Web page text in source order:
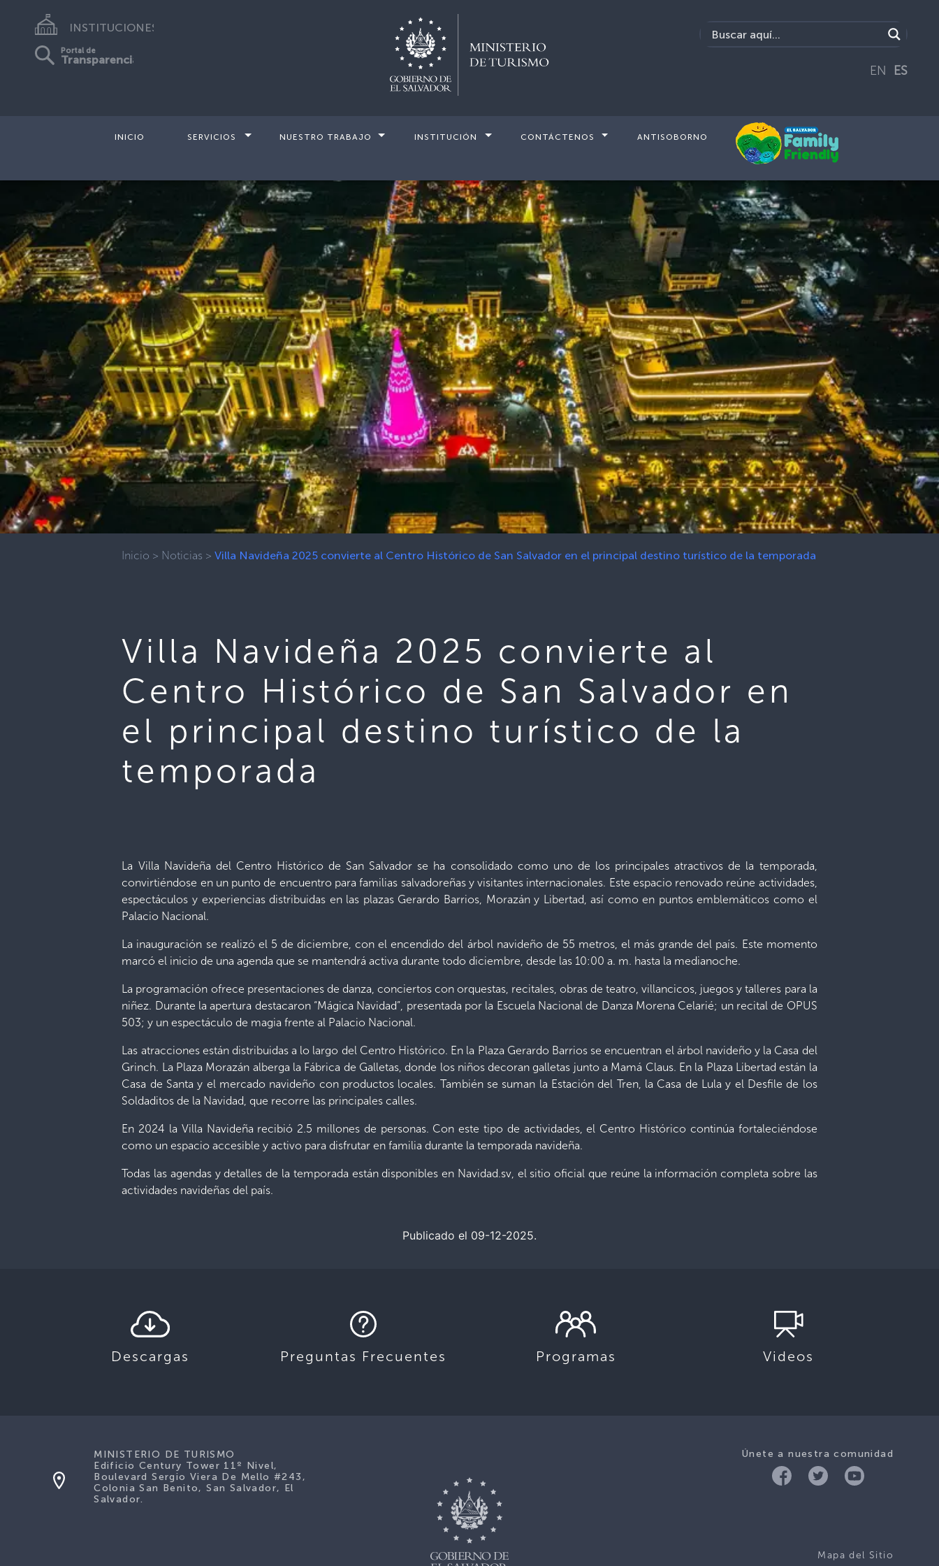
INSTITUCIONES
Portal de
Transparencia
EN ES
INICIO SERVICIOS NUESTRO TRABAJO INSTITUCIÓN CONTÁCTENOS ANTISOBORNO
Inicio > Noticias >Villa Navideña 2025 convierte al Centro Histórico de San Salvador en el principal destino turístico de la temporada
Villa Navideña 2025 convierte al
Centro Histórico de San Salvador en
el principal destino turístico de la
temporada
La Villa Navideña del Centro Histórico de San Salvador se ha consolidado como uno de los principales atractivos de la temporada,
convirtiéndose en un punto de encuentro para familias salvadoreñas y visitantes internacionales. Este espacio renovado reúne actividades,
espectáculos y experiencias distribuidas en las plazas Gerardo Barrios, Morazán y Libertad, así como en puntos emblemáticos como el
Palacio Nacional.
La inauguración se realizó el 5 de diciembre, con el encendido del árbol navideño de 55 metros, el más grande del país. Este momento
marcó el inicio de una agenda que se mantendrá activa durante todo diciembre, desde las 10:00 a. m. hasta la medianoche.
La programación ofrece presentaciones de danza, conciertos con orquestas, recitales, obras de teatro, villancicos, juegos y talleres para la
niñez. Durante la apertura destacaron “Mágica Navidad”, presentada por la Escuela Nacional de Danza Morena Celarié; un recital de OPUS
503; y un espectáculo de magia frente al Palacio Nacional.
Las atracciones están distribuidas a lo largo del Centro Histórico. En la Plaza Gerardo Barrios se encuentran el árbol navideño y la Casa del
Grinch. La Plaza Morazán alberga la Fábrica de Galletas, donde los niños decoran galletas junto a Mamá Claus. En la Plaza Libertad están la
Casa de Santa y el mercado navideño con productos locales. También se suman la Estación del Tren, la Casa de Lula y el Desfile de los
Soldaditos de la Navidad, que recorre las principales calles.
En 2024 la Villa Navideña recibió 2.5 millones de personas. Con este tipo de actividades, el Centro Histórico continúa fortaleciéndose
como un espacio accesible y activo para disfrutar en familia durante la temporada navideña.
Todas las agendas y detalles de la temporada están disponibles en Navidad.sv, el sitio oficial que reúne la información completa sobre las
actividades navideñas del país.
Publicado el 09-12-2025.
Descargas Preguntas Frecuentes Programas Videos
Únete a nuestra comunidad
Mapa del Sitio
MINISTERIO DE TURISMO
Edificio Century Tower 11º Nivel,
Boulevard Sergio Viera De Mello #243,
Colonia San Benito, San Salvador, El
Salvador.